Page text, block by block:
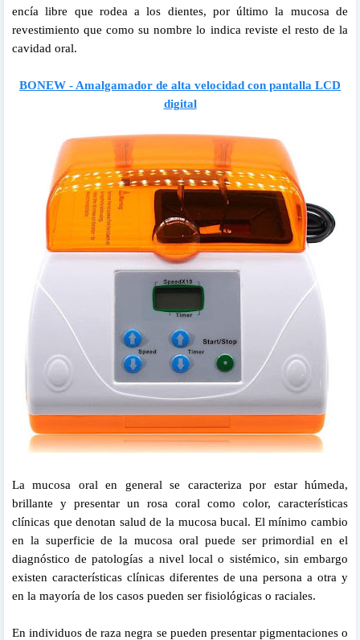
encía libre que rodea a los dientes, por último la mucosa de
revestimiento que como su nombre lo indica reviste el resto de la
cavidad oral.
BONEW - Amalgamador de alta velocidad con pantalla LCD
digital
La mucosa oral en general se caracteriza por estar húmeda,
brillante y presentar un rosa coral como color, características
clínicas que denotan salud de la mucosa bucal. El mínimo cambio
en la superficie de la mucosa oral puede ser primordial en el
diagnóstico de patologías a nivel local o sistémico, sin embargo
existen características clínicas diferentes de una persona a otra y
en la mayoría de los casos pueden ser fisiológicas o raciales.
En individuos de raza negra se pueden presentar pigmentaciones o